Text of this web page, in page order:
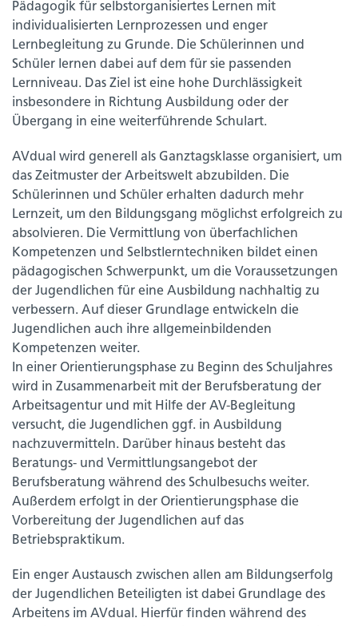
Pädagogik für selbstorganisiertes Lernen mit
individualisierten Lernprozessen und enger
Lernbegleitung zu Grunde. Die Schülerinnen und
Schüler lernen dabei auf dem für sie passenden
Lernniveau. Das Ziel ist eine hohe Durchlässigkeit
insbesondere in Richtung Ausbildung oder der
Übergang in eine weiterführende Schulart.
AVdual wird generell als Ganztagsklasse organisiert, um
das Zeitmuster der Arbeitswelt abzubilden. Die
Schülerinnen und Schüler erhalten dadurch mehr
Lernzeit, um den Bildungsgang möglichst erfolgreich zu
absolvieren. Die Vermittlung von überfachlichen
Kompetenzen und Selbstlerntechniken bildet einen
pädagogischen Schwerpunkt, um die Voraussetzungen
der Jugendlichen für eine Ausbildung nachhaltig zu
verbessern. Auf dieser Grundlage entwickeln die
Jugendlichen auch ihre allgemeinbildenden
Kompetenzen weiter.
In einer Orientierungsphase zu Beginn des Schuljahres
wird in Zusammenarbeit mit der Berufsberatung der
Arbeitsagentur und mit Hilfe der AV-Begleitung
versucht, die Jugendlichen ggf. in Ausbildung
nachzuvermitteln. Darüber hinaus besteht das
Beratungs- und Vermittlungsangebot der
Berufsberatung während des Schulbesuchs weiter.
Außerdem erfolgt in der Orientierungsphase die
Vorbereitung der Jugendlichen auf das
Betriebspraktikum.
Ein enger Austausch zwischen allen am Bildungserfolg
der Jugendlichen Beteiligten ist dabei Grundlage des
Arbeitens im AVdual. Hierfür finden während des